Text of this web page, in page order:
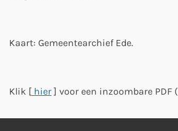
Kaart: Gemeentearchief Ede.
Klik [ hier] voor een inzoombare PDF